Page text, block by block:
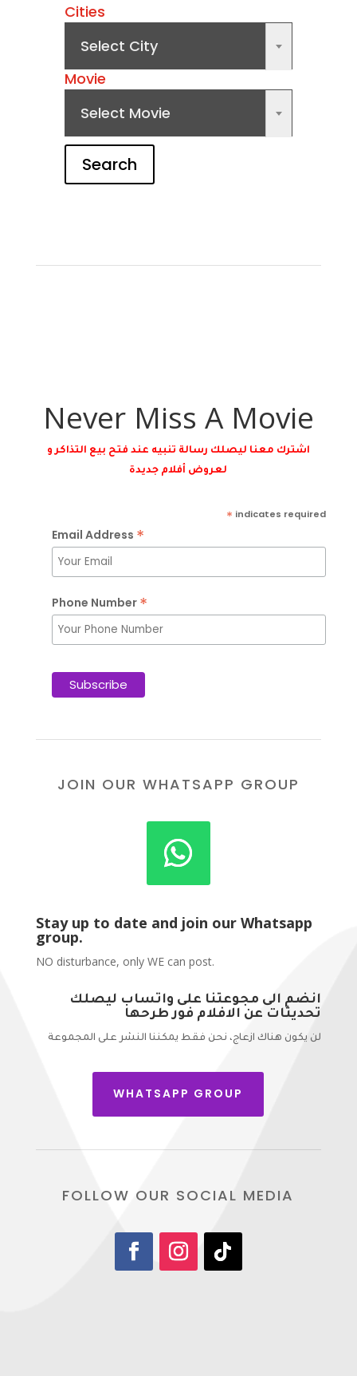
Cities
×
Select City
Movie
×
Select Movie
Search
Never Miss A Movie
اشترك معنا ليصلك رسالة تنبيه عند فتح بيع التذاكر و
لعروض أفلام جديدة
* indicates required
Email Address *
Phone Number *
JOIN OUR WHATSAPP GROUP
Stay up to date and join our Whatsapp
group.
NO disturbance, only WE can post.
انضم الى مجوعتنا على واتساب ليصلك
تحديثات عن الافلام فور طرحها
لن يكون هناك ازعاج، نحن فقط يمكننا النشر على المجموعة
WHATSAPP GROUP
FOLLOW OUR SOCIAL MEDIA